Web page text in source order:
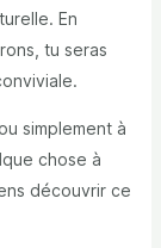
En
tu seras
simplement à
chose à
découvrir ce